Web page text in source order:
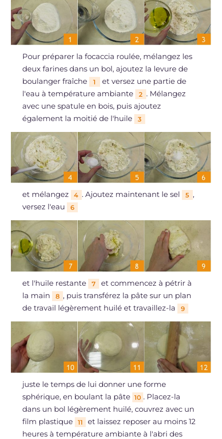
Pour préparer la focaccia roulée, mélangez les
deux farines dans un bol, ajoutez la levure de
boulanger fraîche
1
et versez une partie de
l'eau à température ambiante
2 . Mélangez
avec une spatule en bois, puis ajoutez
également la moitié de l'huile
3
et mélangez 4 . Ajoutez maintenant le sel 5 ,
versez l'eau
6
et l'huile restante 7
et commencez à pétrir à
la main
8 , puis transférez la pâte sur un plan
de travail légèrement huilé et travaillez-la
9
juste le temps de lui donner une forme
sphérique, en boulant la pâte 10 . Placez-la
dans un bol légèrement huilé, couvrez avec un
film plastique
11
et laissez reposer au moins 12
heures à température ambiante à l'abri des